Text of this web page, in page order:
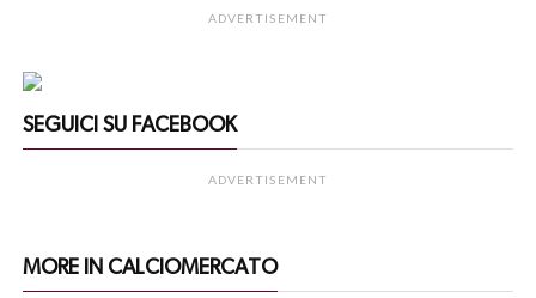
ADVERTISEMENT
SEGUICI SU FACEBOOK
ADVERTISEMENT
MORE IN CALCIOMERCATO